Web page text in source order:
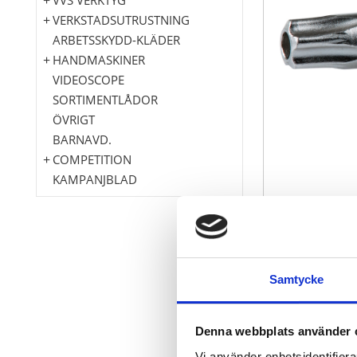
Samtycke
Denna webbplats använder
Torx med
Innerfyrkant
med
för manuell
VERKSTADSUTRUSTNING
ARBETSSKYDD-KLÄDER
HANDMASKINER
VIDEOSCOPE
SORTIMENTLÅDOR
ÖVRIGT
BARNAVD.
COMPETITION
KAMPANJBLAD